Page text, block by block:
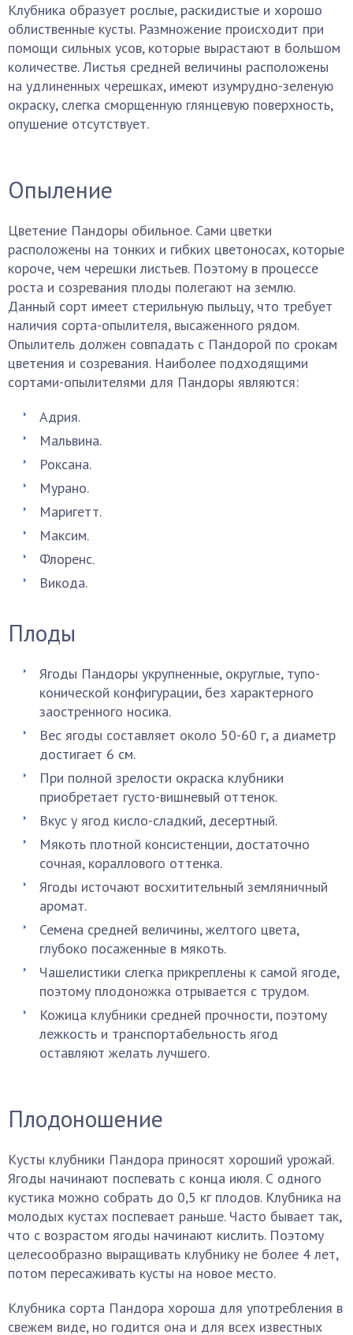
Клубника образует рослые, раскидистые и хорошо
облиственные кусты. Размножение происходит при
помощи сильных усов, которые вырастают в большом
количестве. Листья средней величины расположены
на удлиненных черешках, имеют изумрудно-зеленую
окраску, слегка сморщенную глянцевую поверхность,
опушение отсутствует.
Опыление
Цветение Пандоры обильное. Сами цветки
расположены на тонких и гибких цветоносах, которые
короче, чем черешки листьев. Поэтому в процессе
роста и созревания плоды полегают на землю.
Данный сорт имеет стерильную пыльцу, что требует
наличия сорта-опылителя, высаженного рядом.
Опылитель должен совпадать с Пандорой по срокам
цветения и созревания. Наиболее подходящими
сортами-опылителями для Пандоры являются:
Адрия.
Мальвина.
Роксана.
Мурано.
Маригетт.
Максим.
Флоренс.
Викода.
Плоды
Ягоды Пандоры укрупненные, округлые, тупо-
конической конфигурации, без характерного
заостренного носика.
Вес ягоды составляет около 50-60 г, а диаметр
достигает 6 см.
При полной зрелости окраска клубники
приобретает густо-вишневый оттенок.
Вкус у ягод кисло-сладкий, десертный.
Мякоть плотной консистенции, достаточно
сочная, кораллового оттенка.
Ягоды источают восхитительный земляничный
аромат.
Семена средней величины, желтого цвета,
глубоко посаженные в мякоть.
Чашелистики слегка прикреплены к самой ягоде,
поэтому плодоножка отрывается с трудом.
Кожица клубники средней прочности, поэтому
лежкость и транспортабельность ягод
оставляют желать лучшего.
Плодоношение
Кусты клубники Пандора приносят хороший урожай.
Ягоды начинают поспевать с конца июля. С одного
кустика можно собрать до 0,5 кг плодов. Клубника на
молодых кустах поспевает раньше. Часто бывает так,
что с возрастом ягоды начинают кислить. Поэтому
целесообразно выращивать клубнику не более 4 лет,
потом пересаживать кусты на новое место.
Клубника сорта Пандора хороша для употребления в
свежем виде, но годится она и для всех известных